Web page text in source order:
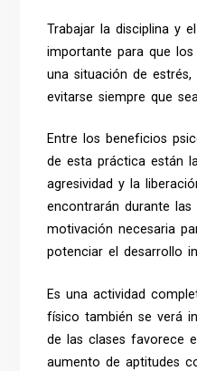
Trabajar la disciplina y
importante para que
una situación de
evitarse siempre que
Entre los beneficios
de esta práctica están
agresividad y la
encontrarán durante
motivación necesaria
potenciar el desarrollo
Es una actividad
físico también se verá
de las clases favorece
aumento de aptitudes